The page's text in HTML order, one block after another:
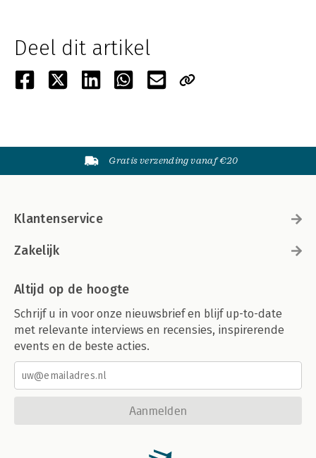
Deel dit artikel
Gratis verzending vanaf €20
Klantenservice
Zakelijk
Altijd op de hoogte
Schrijf u in voor onze nieuwsbrief en blijf up-to-date
met relevante interviews en recensies, inspirerende
events en de beste acties.
Aanmelden